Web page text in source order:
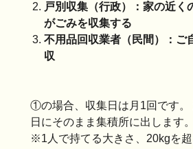
戸別収集（行政）：家の近く
がごみを収集する
不用品回収業者（民間）：ご
収
①の場合、収集日は月1回です。
日にそのまま集積所に出します。
※1人で持てる大きさ、20kgを